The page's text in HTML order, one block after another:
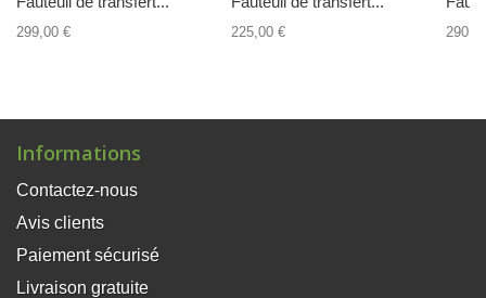
299,00 € 225,00 €
Informations
Contactez-nous
Avis clients
Paiement sécurisé
Livraison gratuite